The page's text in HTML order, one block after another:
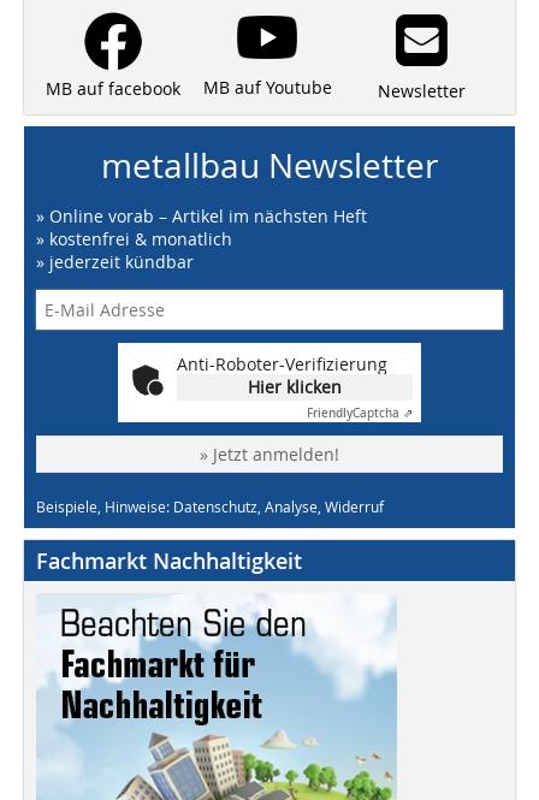
MB auf facebook MB auf Youtube Newsletter
metallbau Newsletter
» Online vorab – Artikel im nächsten Heft
» kostenfrei & monatlich
» jederzeit kündbar
Anti-Roboter-Verifizierung
Hier klicken
FriendlyCaptcha ⇗
» Jetzt anmelden!
Beispiele, Hinweise: Datenschutz, Analyse, Widerruf
Fachmarkt Nachhaltigkeit